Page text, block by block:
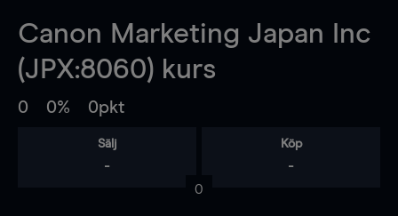
Canon Marketing Japan Inc
(JPX:8060) kurs
0 0% 0pkt
Sälj
-
Köp
-
0